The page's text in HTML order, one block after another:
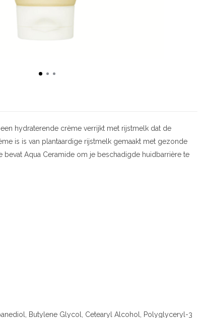
hydraterende crème verrijkt met rijstmelk dat de
is is van plantaardige rijstmelk gemaakt met gezonde
Aqua Ceramide om je beschadigde huidbarrière te
Butylene Glycol, Cetearyl Alcohol, Polyglyceryl-3